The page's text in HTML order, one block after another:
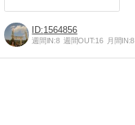
1564856
週間IN:8 週間OUT:16 月間IN:8